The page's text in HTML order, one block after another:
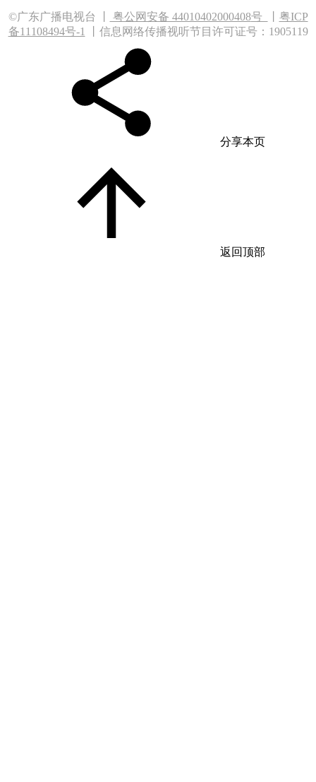
©广东广播电视台 丨 粤公网安备 44010402000408号
粤ICP
备11108494号-1
丨信息网络传播视听节目许可证号：1905119
分享本页
返回顶部